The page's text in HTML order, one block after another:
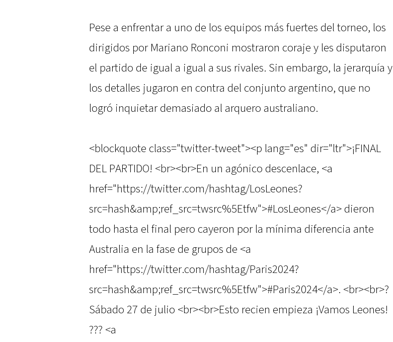
Pese a enfrentar a uno de los equipos más fuertes del torneo, los
dirigidos por Mariano Ronconi mostraron coraje y les disputaron
el partido de igual a igual a sus rivales. Sin embargo, la jerarquía y
los detalles jugaron en contra del conjunto argentino, que no
logró inquietar demasiado al arquero australiano.
<blockquote class="twitter-tweet"><p lang="es" dir="ltr">¡FINAL
DEL PARTIDO! <br><br>En un agónico descenlace, <a
href="https://twitter.com/hashtag/LosLeones?
src=hash&amp;ref_src=twsrc%5Etfw">#LosLeones</a> dieron
todo hasta el final pero cayeron por la mínima diferencia ante
Australia en la fase de grupos de <a
href="https://twitter.com/hashtag/Paris2024?
src=hash&amp;ref_src=twsrc%5Etfw">#Paris2024</a>. <br><br>?
Sábado 27 de julio <br><br>Esto recien empieza ¡Vamos Leones!
??? <a